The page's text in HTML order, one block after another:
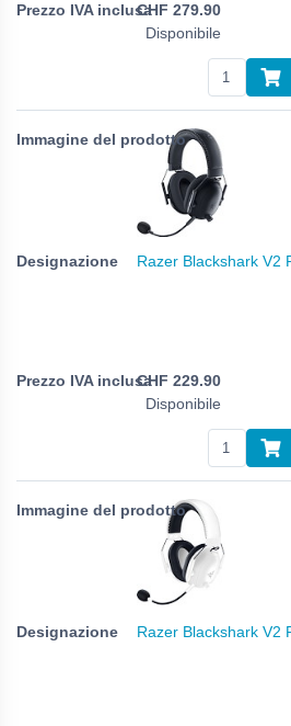
CHF 279.90
Disponibile
Razer Blackshark V2
CHF 229.90
Disponibile
Razer Blackshark V2